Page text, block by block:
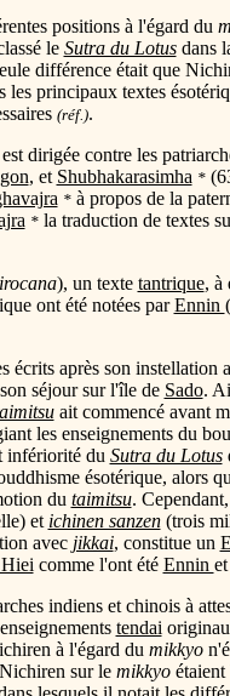
positions à l'égard du
le Sutra du Lotusdans
différence était que
principaux textes
(réf.).
dirigée contre les
, et Shubhakarasimha *
*à propos de la
*la traduction de textes
), un texte tantrique, à
ont été notées parEnnin
écrits après son instellation
séjour sur l'île de Sado.
ait commencé avant
les enseignements du
infériorité du Sutra du Lotus
ésotérique, alors
du taimitsu.
et ichinen sanzen(trois
avec jikkai, constitue un
comme l'ont été Ennin et
indiens et chinois à
tendai
à l'égard du mikkyo
sur le mikkyoétaient